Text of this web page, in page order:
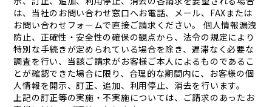
は、当社のお問い合わせ窓口へお電話、メール、FAXまたは
お問い合わせフォームで直接ご請求ください。 個人情報漏洩
防止、正確性・安全性の確保の観点から、法令の規定により
特別な手続きが定められている場合を除き、遅滞なく必要な
調査を行い、当該ご請求がお客様ご本人によるものであるこ
とが確認できた場合に限り、合理的な期間内に、お客様の個
人情報を開示、訂正、追加、利用停止、消去を行います。
上記の訂正等の実施・不実施については、ご請求のあったお